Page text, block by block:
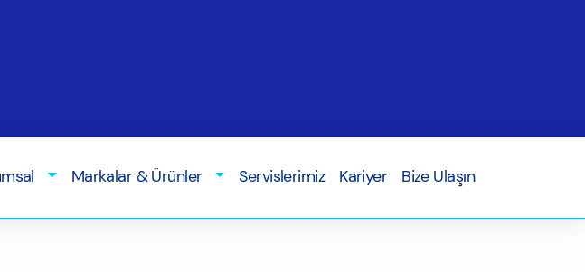
Markalar & Ürünler Servislerimiz Kariyer Bize Ulaşın